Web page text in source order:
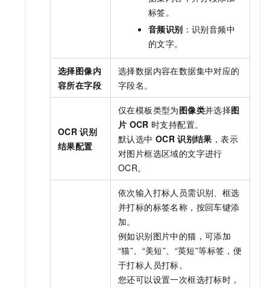
标签。
音频识别 ：识别音频中
的文字。
选择图像内
容所在字段
选择数据内容在数据集中对应的
字段名。
OCR 识别
结果配置
仅在模板类型为图像类并选择图
片 OCR 时支持配置。
默认选中 OCR 识别结果 ，表示
对图片框选区域的文字进行
OCR。
依次输入打标人员需识别、框选
并打标的标签名称，按回车键添
加。
例如识别图片中的猫，可添加
“猫”、“美短”、“英短”等标签，便
于打标人员打标。
您还可以设置一次框选打标时，